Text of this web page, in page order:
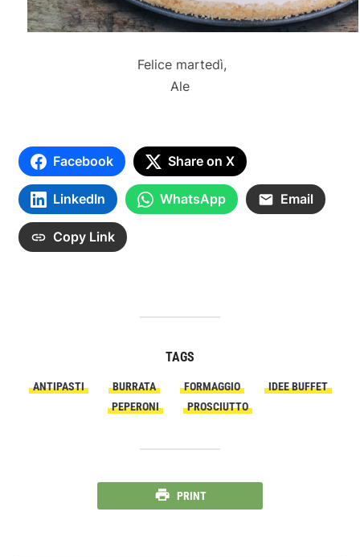
Felice martedì,
Ale
Facebook Share on X
LinkedIn WhatsApp Email
Copy Link
TAGS
ANTIPASTI BURRATA FORMAGGIO
IDEE BUFFET
PEPERONI
PROSCIUTTO
PRINT